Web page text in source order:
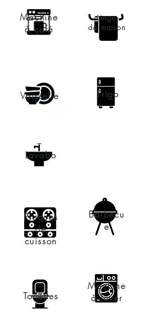
Machine
à café
Linge
de maison
Vaisselle Frigo
Lavabo
Plaques
de
cuisson
Toilettes
Barbecu
e
Machine
à laver